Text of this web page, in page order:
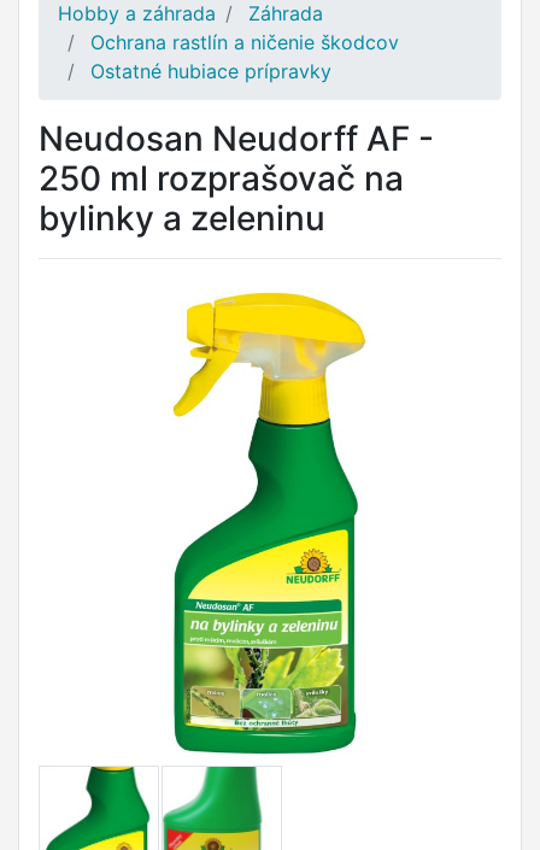
Hobby a záhrada
Záhrada
Ochrana rastlín a ničenie škodcov
Ostatné hubiace prípravky
Neudosan Neudorff AF -
250 ml rozprašovač na
bylinky a zeleninu